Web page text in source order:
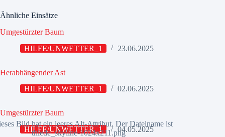
Ähnliche Einsätze
Umgestürzter Baum
HILFE/UNWETTER_1
23.06.2025
Herabhängender Ast
HILFE/UNWETTER_1
02.06.2025
Umgestürzter Baum
HILFE/UNWETTER_1
04.05.2025